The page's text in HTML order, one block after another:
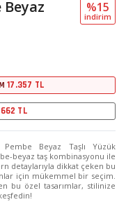
Beyaz
%15
i̇ndi̇ri̇m
17.357 TL
TL
Pembe Beyaz Taşlı Yüzük
beyaz taş kombinasyonu ile
detaylarıyla dikkat çeken bu
için mükemmel bir seçim.
bu özel tasarımlar, stilinize